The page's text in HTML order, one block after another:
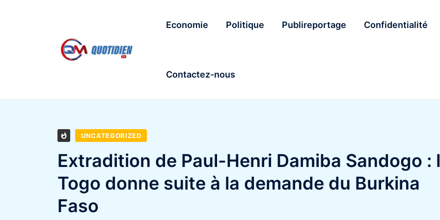
Economie Politique Publireportage Confidentialité
Contactez-nous
UNCATEGORIZED
Extradition de Paul-Henri Damiba Sandogo :
Togo donne suite à la demande du Burkina
Faso